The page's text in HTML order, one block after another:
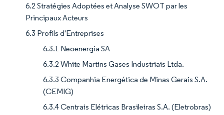
6.2 Stratégies Adoptées et Analyse SWOT par les
Principaux Acteurs
6.3 Profils d'Entreprises
6.3.1 Neoenergia SA
6.3.2 White Martins Gases Industriais Ltda.
6.3.3 Companhia Energética de Minas Gerais S.A.
(CEMIG)
6.3.4 Centrais Elétricas Brasileiras S.A. (Eletrobras)